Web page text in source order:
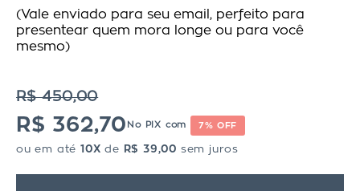
(Vale enviado para seu email, perfeito para
presentear quem mora longe ou para você
mesmo)
R$ 450,00
R$ 362,70 No PIX com 7% OFF
ou em até 10X de R$ 39,00 sem juros